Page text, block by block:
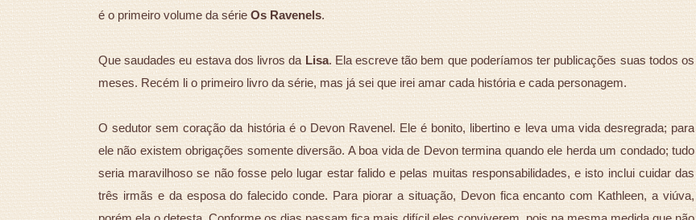
é o primeiro volume da sérieOs Ravenels.
Que saudades eu estava dos livros daLisa. Ela escreve tão bem que poderíamos ter publicações suas todos os
meses. Recém li o primeiro livro da série, mas já sei que irei amar cada história e cada personagem.
O sedutor sem coração da história é o Devon Ravenel. Ele é bonito, libertino e leva uma vida desregrada; para
ele não existem obrigações somente diversão. A boa vida de Devon termina quando ele herda um condado; tudo
seria maravilhoso se não fosse pelo lugar estar falido e pelas muitas responsabilidades, e isto inclui cuidar das
três irmãs e da esposa do falecido conde. Para piorar a situação, Devon fica encanto com Kathleen, a viúva,